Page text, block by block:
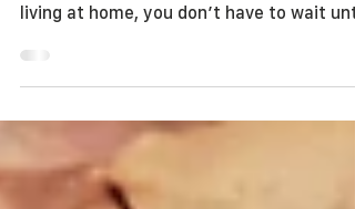
While Living At Home
-Vui lòng xem Tiếng Việt bên dưới-
Whether you’re a student, in college or
living at home, you don’t have to wait